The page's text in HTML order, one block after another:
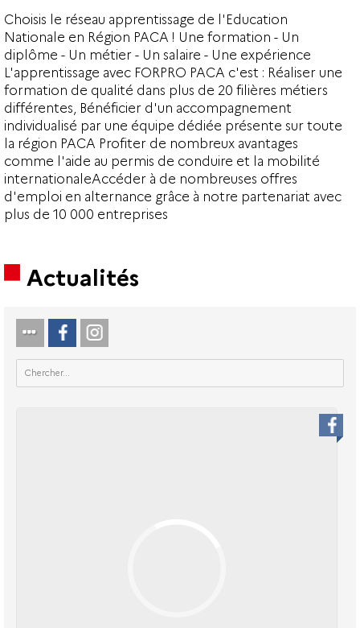
Choisis le réseau apprentissage de l'Education
Nationale en Région PACA ! Une formation - Un
diplôme - Un métier - Un salaire - Une expérience
L'apprentissage avec FORPRO PACA c'est : Réaliser une
formation de qualité dans plus de 20 filières métiers
différentes, Bénéficier d'un accompagnement
individualisé par une équipe dédiée présente sur toute
la région PACA Profiter de nombreux avantages
comme l'aide au permis de conduire et la mobilité
internationaleAccéder à de nombreuses offres
d'emploi en alternance grâce à notre partenariat avec
plus de 10 000 entreprises
Actualités